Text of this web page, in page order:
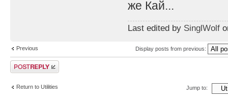
же Кай...
Last edited by SinglWolf
Previous Display posts from previous:
Post a reply
Return to Utilities Jump to: